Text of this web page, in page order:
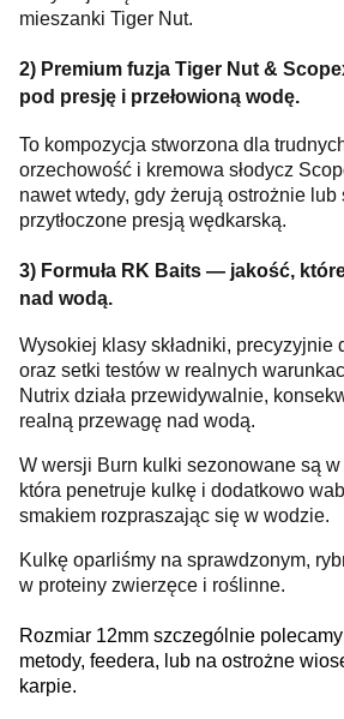
mieszanki Tiger Nut.
2) Premium fuzja Tiger Nut &
pod presję i przełowioną wodę.
To kompozycja stworzona dla
orzechowość i kremowa słodycz
nawet wtedy, gdy żerują ostrożnie lub
przytłoczone presją wędkarską.
3) Formuła RK Baits — jakość,
nad wodą.
Wysokiej klasy składniki, precyzyjnie
oraz setki testów w realnych
Nutrix działa przewidywalnie,
realną przewagę nad wodą.
W wersji Burn kulki sezonowane są
która penetruje kulkę i dodatkowo
smakiem rozpraszając się w wodzie.
Kulkę oparliśmy na sprawdzonym,
w proteiny zwierzęce i roślinne.
Rozmiar 12mm szczególnie
metody, feedera, lub na ostrożne
karpie.